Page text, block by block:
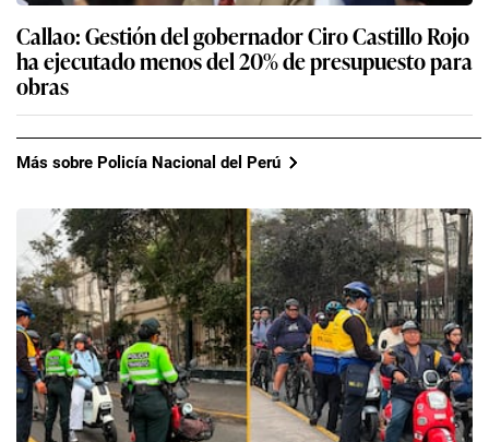
Callao: Gestión del gobernador Ciro Castillo Rojo
ha ejecutado menos del 20% de presupuesto para
obras
Más sobre Policía Nacional del Perú